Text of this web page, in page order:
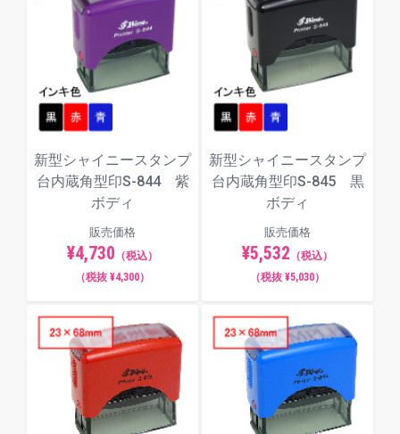
新型シャイニースタンプ
台内蔵角型印S-844 紫
ボディ
販売価格
¥4,730 （税込）
（税抜 ¥4,300）
新型シャイニースタンプ
台内蔵角型印S-845 黒
ボディ
販売価格
¥5,532 （税込）
（税抜 ¥5,030）